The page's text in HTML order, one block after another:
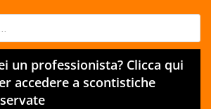
un professionista? Clicca qui
accedere a scontistiche